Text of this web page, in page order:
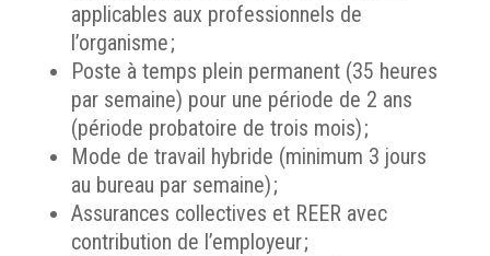
applicables aux professionnels de
l’organisme ;
Poste à temps plein permanent (35 heures
par semaine) pour une période de 2 ans
(période probatoire de trois mois) ;
Mode de travail hybride (minimum 3 jours
au bureau par semaine) ;
Assurances collectives et REER avec
contribution de l’employeur ;